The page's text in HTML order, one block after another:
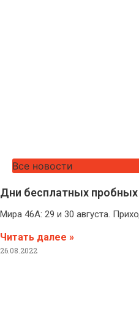
Все новости
Дни бесплатных пробных
Мира 46А: 29 и 30 августа.
Читать далее »
26.08.2022